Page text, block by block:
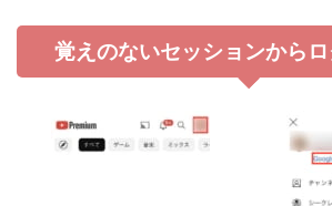
覚えのないセッションから